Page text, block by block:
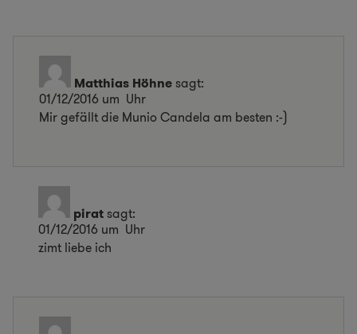
Matthias Höhnesagt:
01/12/2016 um Uhr
Mir gefällt die Munio Candela am besten :-)
piratsagt:
01/12/2016 um Uhr
zimt liebe ich